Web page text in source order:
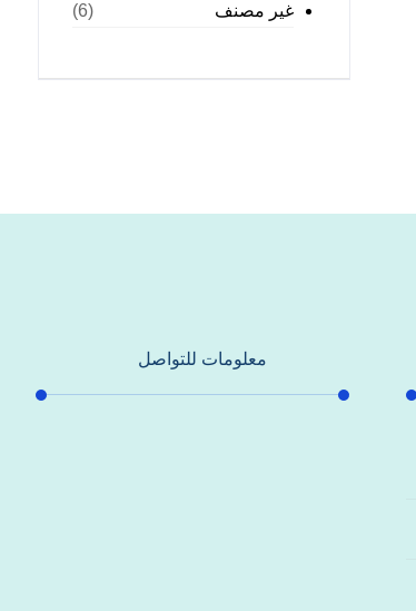
غير مصنف
(6)
معلومات للتواصل